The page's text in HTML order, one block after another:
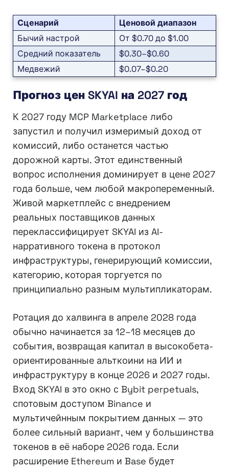
Сценарий
Ценовой диапазон
Бычий настрой
От $0.70 до $1.00
Средний показатель
$0.30–$0.60
Медвежий
$0.07–$0.20
Прогноз цен SKYAI на 2027 год
К 2027 году MCP Marketplace либо
запустил и получил измеримый доход от
комиссий, либо останется частью
дорожной карты. Этот единственный
вопрос исполнения доминирует в цене 2027
года больше, чем любой макропеременный.
Живой маркетплейс с внедрением
реальных поставщиков данных
переклассифицирует SKYAI из AI-
нарративного токена в протокол
инфраструктуры, генерирующий комиссии,
категорию, которая торгуется по
принципиально разным мультипликаторам.
Ротация до халвинга в апреле 2028 года
обычно начинается за 12–18 месяцев до
события, возвращая капитал в высокобета-
ориентированные альткоини на ИИ и
инфраструктуру в конце 2026 и 2027 годы.
Вход SKYAI в это окно с Bybit perpetuals,
спотовым доступом Binance и
мультичейнным покрытием данных — это
более сильный вариант, чем у большинства
токенов в её наборе 2026 года. Если
расширение Ethereum и Base будет